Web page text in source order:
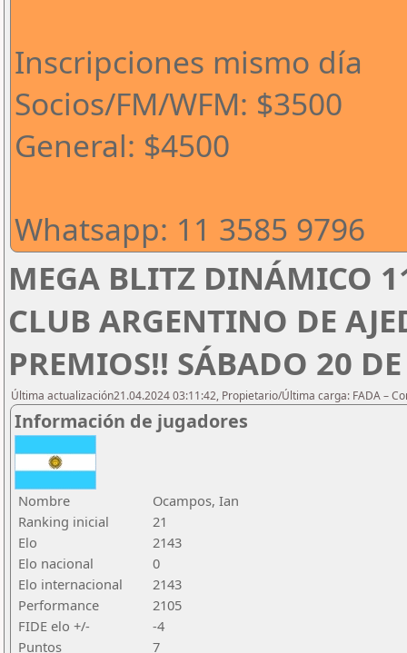
Inscripciones mismo día
Socios/FM/WFM: $3500
General: $4500
Whatsapp: 11 3585 9796
MEGA BLITZ DINÁMICO
CLUB ARGENTINO DE
PREMIOS!! SÁBADO 20
Última actualización21.04.2024 03:11:42, Propietario/Última carga: FADA –
Información de jugadores
Nombre
Ocampos, Ian
Ranking inicial
21
Elo
2143
Elo nacional
0
Elo internacional
2143
Performance
2105
FIDE elo +/-
-4
Puntos
7